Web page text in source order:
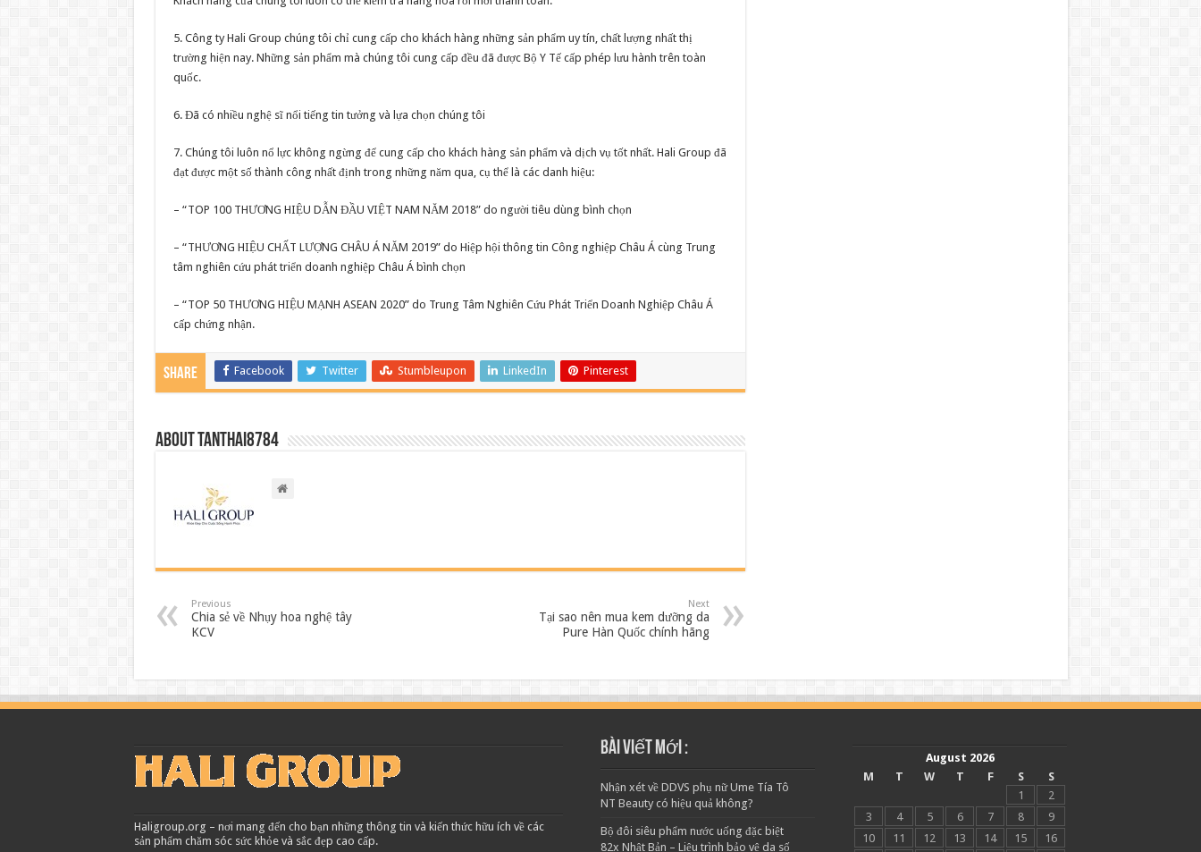
5. Công ty Hali Group chúng tôi chỉ cung cấp cho khách hàng những sản phẩm uy tín, chất lượng nhất thị
trường hiện nay. Những sản phẩm mà chúng tôi cung cấp đều đã được Bộ Y Tế cấp phép lưu hành trên toàn
quốc.
6. Đã có nhiều nghệ sĩ nổi tiếng tin tưởng và lựa chọn chúng tôi
7. Chúng tôi luôn nổ lực không ngừng để cung cấp cho khách hàng sản phẩm và dịch vụ tốt nhất. Hali Group đã
đạt được một số thành công nhất định trong những năm qua, cụ thể là các danh hiệu:
– “TOP 100 THƯƠNG HIỆU DẪN ĐẦU VIỆT NAM NĂM 2018” do người tiêu dùng bình chọn
– “THƯƠNG HIỆU CHẤT LƯỢNG CHÂU Á NĂM 2019” do Hiệp hội thông tin Công nghiệp Châu Á cùng Trung
tâm nghiên cứu phát triển doanh nghiệp Châu Á bình chọn
– “TOP 50 THƯƠNG HIỆU MẠNH ASEAN 2020” do Trung Tâm Nghiên Cứu Phát Triển Doanh Nghiệp Châu Á
cấp chứng nhận.
Share Facebook Twitter Stumbleupon LinkedIn Pinterest
About tanthai8784
Previous
Chia sẻ về Nhụy hoa nghệ tây
KCV
Next
Tại sao nên mua kem dưỡng da
Pure Hàn Quốc chính hãng
Haligroup.org – nơi mang đến cho bạn những thông tin và kiến thức hữu ích về các
sản phẩm chăm sóc sức khỏe và sắc đẹp cao cấp.
Bài viết mới :
Nhận xét về DDVS phụ nữ Ume Tía Tô
NT Beauty có hiệu quả không?
Bộ đôi siêu phẩm nước uống đặc biệt
82x Nhật Bản – Liệu trình bảo vệ da số
August 2026
M
T W T F S
S
1
2
3
4 5 6 7 8
9
10
11 12 13 14 15 16